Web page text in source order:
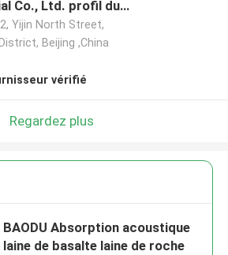
Co., Ltd. profil du
Yijin North Street,
Beijing ,China
vérifié
Regardez plus
BAODU Absorption acoustique
laine de basalte laine de roche